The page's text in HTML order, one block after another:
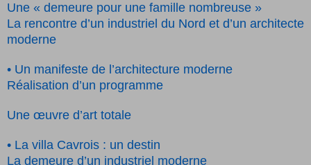
Une « demeure pour une famille nombreuse »
La rencontre d’un industriel du Nord et d’un architecte
moderne
• Un manifeste de l’architecture moderne
Réalisation d’un programme
Une œuvre d’art totale
• La villa Cavrois : un destin
La demeure d’un industriel moderne